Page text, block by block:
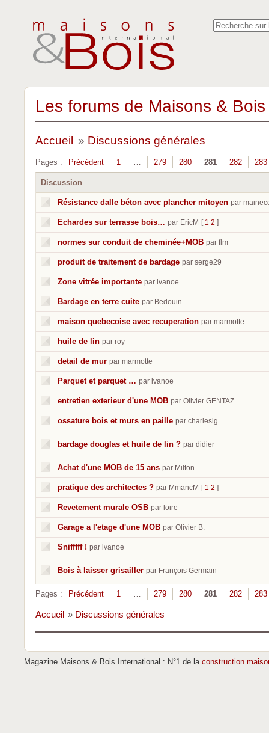
Les forums de Maisons &
Accueil » Discussions générales
Pages : Précédent 1 … 279 280 281 282 283
Discussion
Résistance dalle béton avec plancher mitoyen par
Echardes sur terrasse bois… par EricM [ 1 2 ]
normes sur conduit de cheminée+MOB par flm
produit de traitement de bardage par serge29
Zone vitrée importante par ivanoe
Bardage en terre cuite par Bedouin
maison quebecoise avec recuperation par marmotte
huile de lin par roy
detail de mur par marmotte
Parquet et parquet … par ivanoe
entretien exterieur d'une MOB par Olivier GENTAZ
ossature bois et murs en paille par charleslg
bardage douglas et huile de lin ? par didier
Achat d'une MOB de 15 ans par Milton
pratique des architectes ? par MmancM [ 1 2 ]
Revetement murale OSB par loire
Garage a l'etage d'une MOB par Olivier B.
Snifffff ! par ivanoe
Bois à laisser grisailler par François Germain
Pages : Précédent 1 … 279 280 281 282 283
Accueil » Discussions générales
Magazine Maisons & Bois International : N°1 de la construction